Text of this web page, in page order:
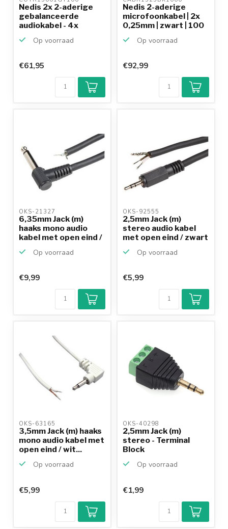
Nedis 2x 2-aderige
gebalanceerde
audiokabel - 4x
Op voorraad
€61,95
Nedis 2-aderige
microfoonkabel | 2x
0,25mm | zwart | 100
Op voorraad
€92,99
OKS-21327
6,35mm Jack (m)
haaks mono audio
kabel met open eind /
Op voorraad
€9,99
OKS-92555
2,5mm Jack (m)
stereo audio kabel
met open eind / zwart
Op voorraad
€5,99
OKS-63165
3,5mm Jack (m) haaks
mono audio kabel met
open eind / wit...
Op voorraad
€5,99
OKS-40298
2,5mm Jack (m)
stereo - Terminal
Block
Op voorraad
9,2/10
Achteraf
betalen mogelijk
€1,99